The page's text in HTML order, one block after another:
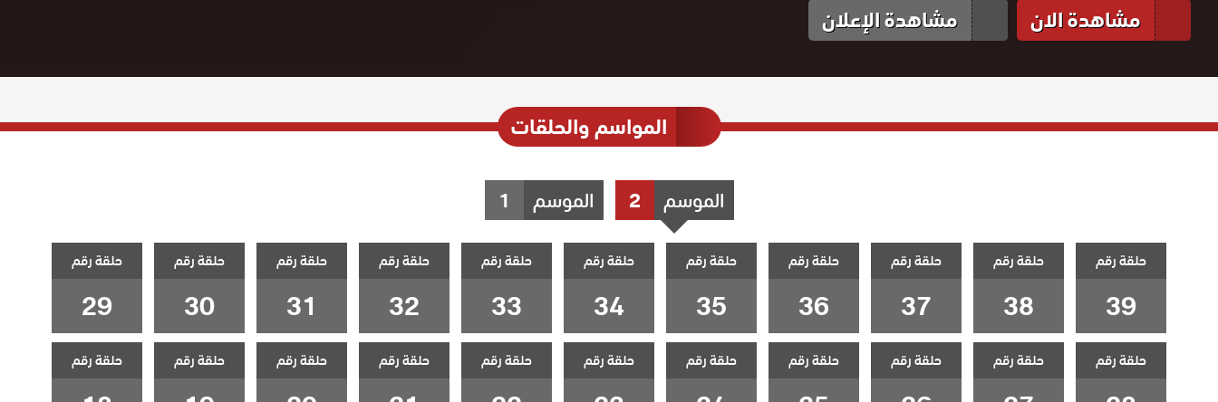
مشاهدة الان مشاهدة الإعلان
المواسم والحلقات
الموسم 2 الموسم 1
حلقة رقم
39
حلقة رقم
38
حلقة رقم
37
حلقة رقم
36
حلقة رقم
35
حلقة رقم
34
حلقة رقم
33
حلقة رقم
32
حلقة رقم
31
حلقة رقم
30
حلقة رقم
29
حلقة رقم حلقة رقم حلقة رقم حلقة رقم حلقة رقم حلقة رقم حلقة رقم حلقة رقم حلقة رقم حلقة رقم حلقة رقم